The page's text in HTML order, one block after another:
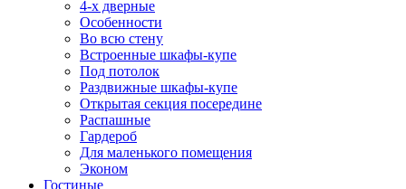
4-х дверные
Особенности
Во всю стену
Встроенные шкафы-купе
Под потолок
Раздвижные шкафы-купе
Открытая секция посередине
Распашные
Гардероб
Для маленького помещения
Эконом
Гостиные